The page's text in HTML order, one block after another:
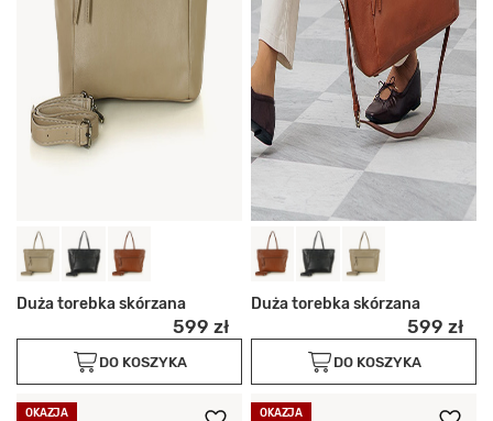
Duża torebka skórzana
599 zł
DO KOSZYKA
Duża torebka skórzana
599 zł
DO KOSZYKA
OKAZJA OKAZJA